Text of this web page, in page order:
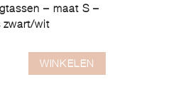
– maat S –
zwart/wit
WINKELEN